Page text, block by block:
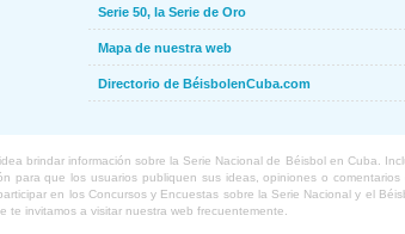
Serie 50, la Serie de Oro
Mapa de nuestra web
Directorio de BéisbolenCuba.com
brindar información sobre la Serie Nacional de Béisbol en Cuba.
para que los usuarios publiquen sus ideas, opiniones o
en los Concursos y Encuestas sobre la Serie Nacional y el
te invitamos a visitar nuestra web frecuentemente.